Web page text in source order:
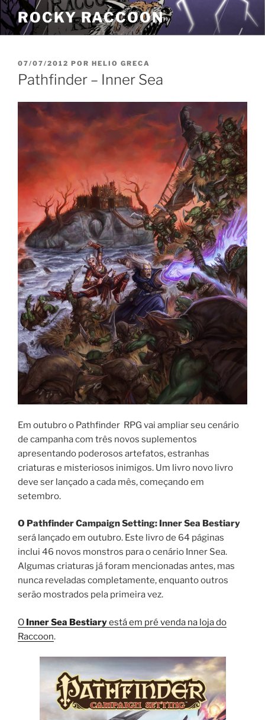
Pular
para
o
ROCKY RACCOON
PUBLICADO
EM
07/07/2012 POR HELIO GRECA
Pathfinder – Inner Sea
Em outubro o Pathfinder RPG vai ampliar seu cenário
de campanha com três novos suplementos
apresentando poderosos artefatos, estranhas
criaturas e misteriosos inimigos. Um livro novo livro
deve ser lançado a cada mês, começando em
setembro.
O Pathfinder Campaign Setting: Inner Sea Bestiary
será lançado em outubro. Este livro de 64 páginas
inclui 46 novos monstros para o cenário Inner Sea.
Algumas criaturas já foram mencionadas antes, mas
nunca reveladas completamente, enquanto outros
serão mostrados pela primeira vez.
O Inner Sea Bestiaryestá em pré venda na loja do
Raccoon.